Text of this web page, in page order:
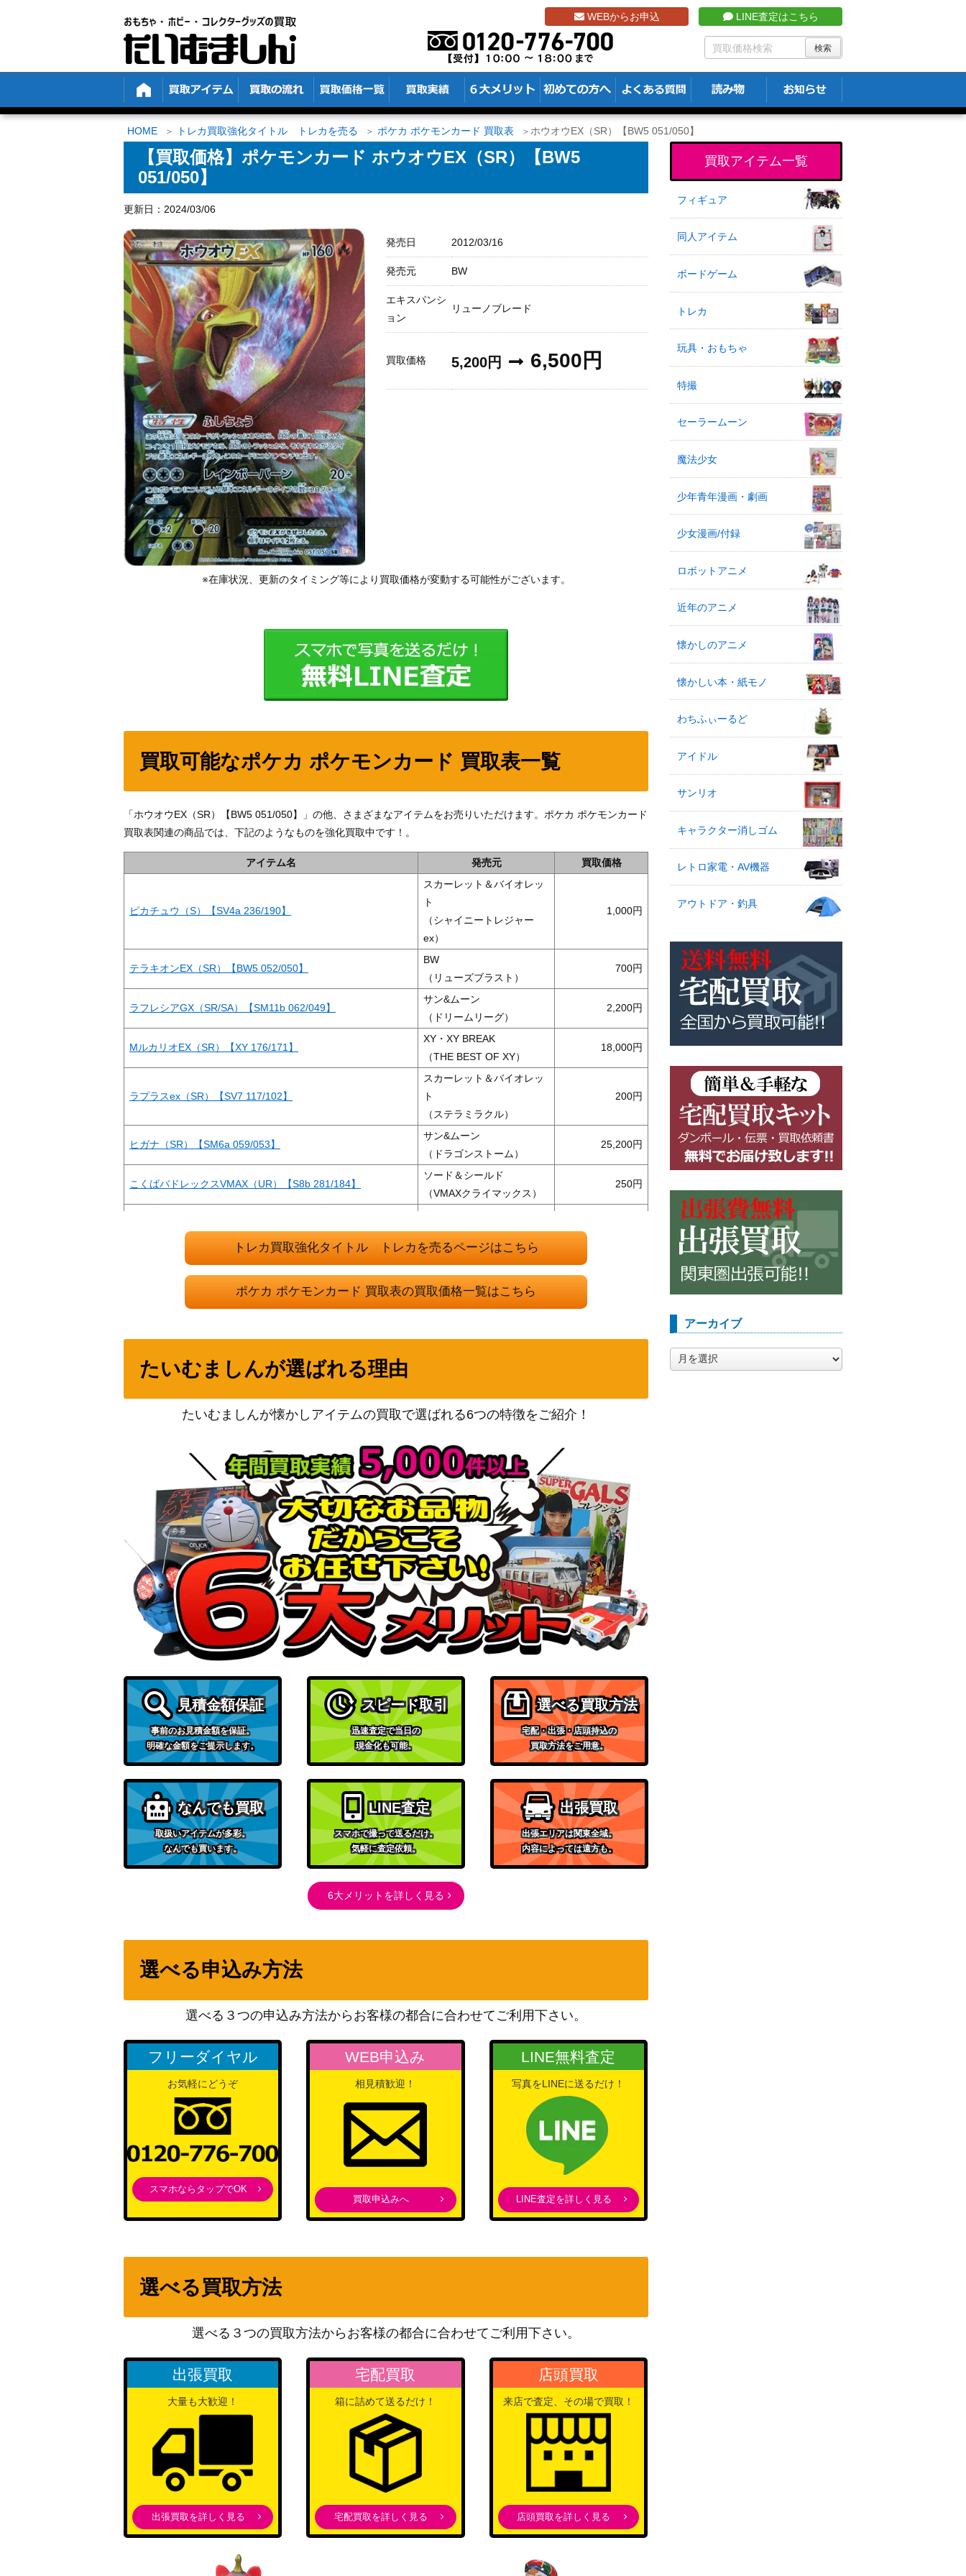
WEBからお申込 LINE査定はこちら
HOME トレカ買取強化タイトル トレカを売る ポケカ ポケモンカード 買取表 ホウオウEX（SR）【BW5 051/050】
【買取価格】ポケモンカード ホウオウEX（SR）【BW5
051/050】
更新日：2024/03/06
発売日 2012/03/16
発売元 BW
エキスパンシ
ョン
リューノブレード
買取価格 5,200円 6,500円
※在庫状況、更新のタイミング等により買取価格が変動する可能性がございます。
買取可能なポケカ ポケモンカード 買取表一覧
「ホウオウEX（SR）【BW5 051/050】」の他、さまざまなアイテムをお売りいただけます。ポケカ ポケモンカード
買取表関連の商品では、下記のようなものを強化買取中です！。
アイテム名 発売元 買取価格
ピカチュウ（S）【SV4a 236/190】
スカーレット＆バイオレッ
ト
（シャイニートレジャー
ex）
1,000
テラキオンEX（SR）【BW5 052/050】
BW
（リューズブラスト）
700
ラフレシアGX（SR/SA）【SM11b 062/049】
サン&ムーン
（ドリームリーグ）
2,200
MルカリオEX（SR）【XY 176/171】
XY・XY BREAK
（THE BEST OF XY）
18,000
ラプラスex（SR）【SV7 117/102】
スカーレット＆バイオレッ
ト
（ステラミラクル）
200
ヒガナ（SR）【SM6a 059/053】
サン&ムーン
（ドラゴンストーム）
25,200
こくばバドレックスVMAX（UR）【S8b 281/184】
ソード＆シールド
（VMAXクライマックス）
250
（闘う虹を見たか）
ローラースケーター（SR）【SM11a 073/064】
サン＆ムーン
ナタネの活気（HR）【S10D 084/067】
ソード&シールド
（タイムゲイザー）
名探偵ピカチュウ（PROMO）【098/SV-P】
ト
他）
ゲノセクトex（SR）【sv11B 164/086】
スカーレット＆バイオレッ
ト
（ブラックボルト）
600
マスカーニャex（SSR）【SV4a 321/190】
スカーレット＆バイオレッ
ト
（シャイニートレジャー
ex）
200
ボルケニオンex（SAR）【SV9 124/100】
スカーレット＆バイオレッ
ト
（バトルパートナーズ）
800
ソード&シールド
（スターバース）
コレクレー（PROMO）【099/SV-P】
スカーレット＆バイオレッ
ト
（PROMO（プロモ）/その
他）
ビッケ（SR）【SM3N 057/051】
（光を喰らう闇）
12,000
おとなのおねえさん（SR）【s3a 083/076】
ソード＆シールド
（伝説の鼓動）
500
ヤレユータン（UR）【S3a 092/076】
ソード＆シールド
（伝説の鼓動）
300
サン＆ムーン
（タッグオールスターズ）
（超爆インパクト）
ヒビキの冒険（SAR）【SV9a 089/063】
（熱風のアリーナ）
3,200
インテレオンVMAX（HR）【s1a 081/070】
サン&ムーン
フィールドブロアー（UR）【SM2K 060/050】
サン&ムーン
（キミを待つ島々）
6,000
チルタリス【029/032】
（ポケキュンコレクショ
30
（フュージョンアーツ）
マグマ団のグラードンEX（RR）【CP1 015/034】
XY・XY BREAK
（マグマ団VSアクア団 ダ
20,000
パラソルおねえさん (SR)【sv3a 084/062】
スカーレット＆バイオレッ
バサギリV（SR）【S10P 073/067】
ミロカロスex
（クイック・コンストラク
ション・パック タイプユニ
700
スカーレット＆バイオレッ
トレカ買取強化タイトル トレカを売るページはこちら
ポケカ ポケモンカード 買取表の買取価格一覧はこちら
たいむましんが選ばれる理由
たいむましんが懐かしアイテムの買取で選ばれる6つの特徴をご紹介！
見積金額保証
事前のお見積金額を保証。
明確な金額をご提示します。
スピード取引
迅速査定で当日の
現金化も可能。
選べる買取方法
宅配・出張・店頭持込の
買取方法をご用意。
なんでも買取
取扱いアイテムが多彩。
なんでも買います。
LINE査定
スマホで撮って送るだけ。
気軽に査定依頼。
出張買取
出張エリアは関東全域。
内容によっては遠方も。
6大メリットを詳しく見る
選べる申込み方法
選べる３つの申込み方法からお客様の都合に合わせてご利用下さい。
フリーダイヤル
お気軽にどうぞ
スマホならタップでOK
WEB申込み
相見積歓迎！
買取申込みへ
LINE無料査定
写真をLINEに送るだけ！
LINE査定を詳しく見る
選べる買取方法
選べる３つの買取方法からお客様の都合に合わせてご利用下さい。
出張買取
大量も大歓迎！
出張買取を詳しく見る
宅配買取
箱に詰めて送るだけ！
宅配買取を詳しく見る
店頭買取
来店で査定、その場で買取！
店頭買取を詳しく見る
買取アイテム一覧
フィギュア
同人アイテム
ボードゲーム
トレカ
玩具・おもちゃ
特撮
セーラームーン
魔法少女
少年青年漫画・劇画
少女漫画/付録
ロボットアニメ
近年のアニメ
懐かしのアニメ
懐かしい本・紙モノ
わちふぃーるど
アイドル
サンリオ
キャラクター消しゴム
レトロ家電・AV機器
アウトドア・釣具
アーカイブ
ー